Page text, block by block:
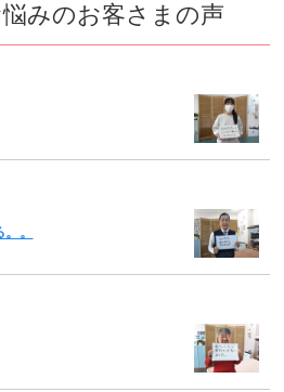
みのお客さまの声
。